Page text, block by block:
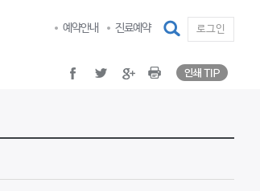
로그인
검색
예약안내 진료예약
Print
facebook
twitter google plus